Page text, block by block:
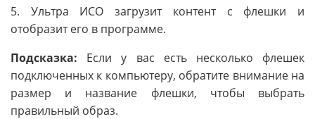
5. Ультра ИСО загрузит контент с флешки и
отобразит его в программе.
Подсказка: Если у вас есть несколько флешек
подключенных к компьютеру, обратите внимание на
размер и название флешки, чтобы выбрать
правильный образ.